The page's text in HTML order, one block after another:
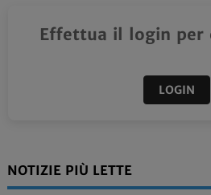
Effettua il login per
LOGIN
NOTIZIE PIÙ LETTE